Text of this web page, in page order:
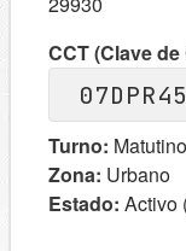
CCT (Clave
Turno: Matutino
Zona: Urbano
Estado: Activo